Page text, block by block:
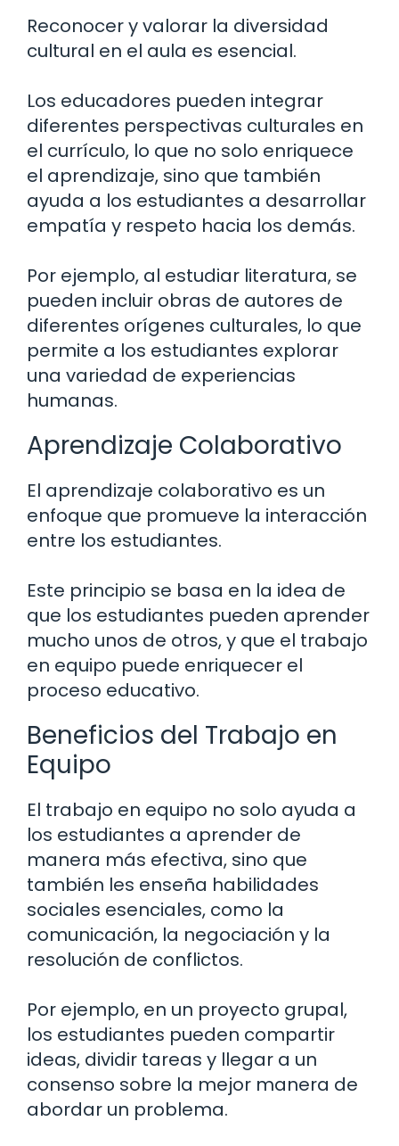
Reconocer y valorar la diversidad
cultural en el aula es esencial.
Los educadores pueden integrar
diferentes perspectivas culturales en
el currículo, lo que no solo enriquece
el aprendizaje, sino que también
ayuda a los estudiantes a desarrollar
empatía y respeto hacia los demás.
Por ejemplo, al estudiar literatura, se
pueden incluir obras de autores de
diferentes orígenes culturales, lo que
permite a los estudiantes explorar
una variedad de experiencias
humanas.
Aprendizaje Colaborativo
El aprendizaje colaborativo es un
enfoque que promueve la interacción
entre los estudiantes.
Este principio se basa en la idea de
que los estudiantes pueden aprender
mucho unos de otros, y que el trabajo
en equipo puede enriquecer el
proceso educativo.
Beneficios del Trabajo en
Equipo
El trabajo en equipo no solo ayuda a
los estudiantes a aprender de
manera más efectiva, sino que
también les enseña habilidades
sociales esenciales, como la
comunicación, la negociación y la
resolución de conflictos.
Por ejemplo, en un proyecto grupal,
los estudiantes pueden compartir
ideas, dividir tareas y llegar a un
consenso sobre la mejor manera de
abordar un problema.